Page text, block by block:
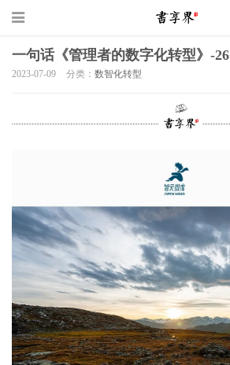
一句话《管理者的数字化转型》-26
2023-07-09 分类： 数智化转型